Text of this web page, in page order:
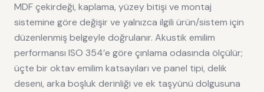
MDF çekirdeği, kaplama, yüzey bitişi ve montaj
sistemine göre değişir ve yalnızca ilgili ürün/sistem için
düzenlenmiş belgeyle doğrulanır. Akustik emilim
performansı ISO 354’e göre çınlama odasında ölçülür;
üçte bir oktav emilim katsayıları ve panel tipi, delik
deseni, arka boşluk derinliği ve ek taşyünü dolgusuna